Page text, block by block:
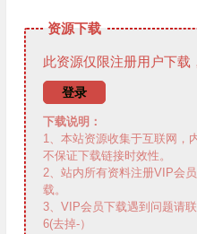
资源下载
此资源仅限注册用户下载
登录
下载说明：
1、本站资源收集于互联网，
不保证下载链接时效性。
2、站内所有资料注册VIP会
载。
3、VIP会员下载遇到问题请
6(去掉-）